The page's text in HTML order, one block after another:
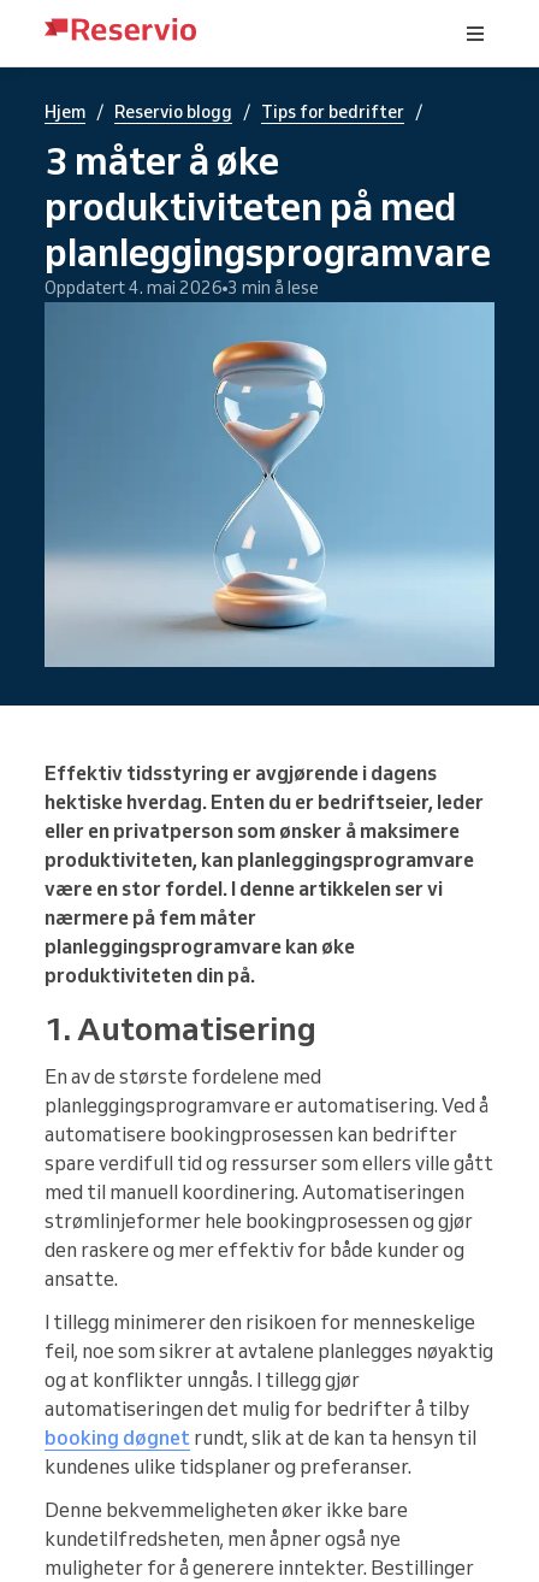
Hjem / Reservio blogg / Tips for bedrifter /
3 måter å øke
produktiviteten på med
planleggingsprogramvare
Oppdatert 4. mai 2026 3 min å lese
Effektiv tidsstyring er avgjørende i dagens
hektiske hverdag. Enten du er bedriftseier, leder
eller en privatperson som ønsker å maksimere
produktiviteten, kan planleggingsprogramvare
være en stor fordel. I denne artikkelen ser vi
nærmere på fem måter
planleggingsprogramvare kan øke
produktiviteten din på.
1. Automatisering
En av de største fordelene med
planleggingsprogramvare er automatisering. Ved å
automatisere bookingprosessen kan bedrifter
spare verdifull tid og ressurser som ellers ville gått
med til manuell koordinering. Automatiseringen
strømlinjeformer hele bookingprosessen og gjør
den raskere og mer effektiv for både kunder og
ansatte.
I tillegg minimerer den risikoen for menneskelige
feil, noe som sikrer at avtalene planlegges nøyaktig
og at konflikter unngås. I tillegg gjør
automatiseringen det mulig for bedrifter å tilby
booking døgnet rundt, slik at de kan ta hensyn til
kundenes ulike tidsplaner og preferanser.
Denne bekvemmeligheten øker ikke bare
kundetilfredsheten, men åpner også nye
muligheter for å generere inntekter. Bestillinger